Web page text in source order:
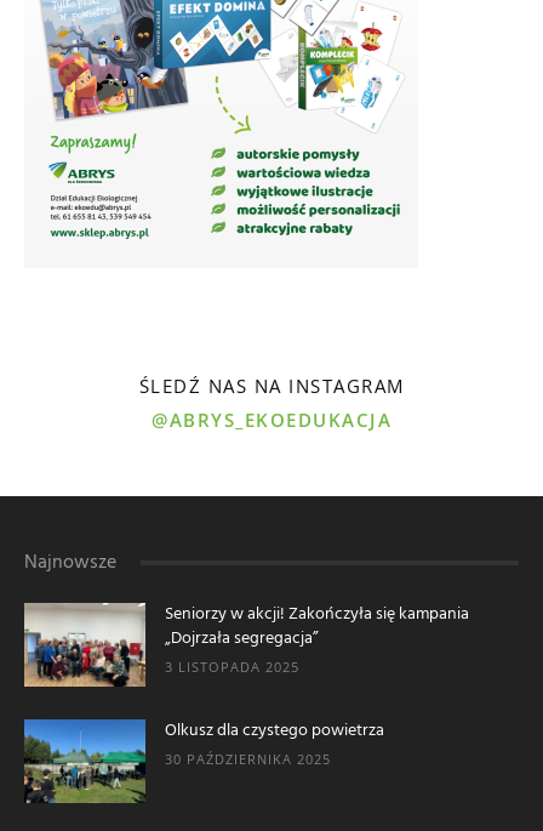
ŚLEDŹ NAS NA INSTAGRAM
@ABRYS_EKOEDUKACJA
Najnowsze
Seniorzy w akcji! Zakończyła się kampania
„Dojrzała segregacja”
3 LISTOPADA 2025
Olkusz dla czystego powietrza
30 PAŹDZIERNIKA 2025